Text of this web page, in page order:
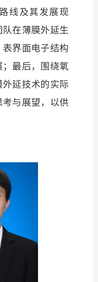
线及其发展现
在薄膜外延生
界面电子结构
最后，围绕氧
延技术的实际
与展望，以供